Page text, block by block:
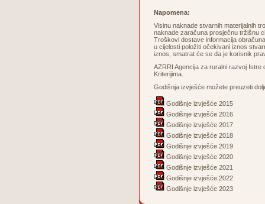
Napomena:
Visinu naknade stvarnih materijalnih
naknade zaračuna prosječnu tržišnu
Troškovi dostave informacija
u cijelosti položiti očekivani iznos
iznos, smatrat će se da je korisnik
AZRRI Agencija za ruralni razvoj Istre
Kriterijima.
Godišnja izvješće možete preuzeti
Godišnje izvješće 2015
Godišnje izvješće 2016
Godišnje izvješće 2017
Godišnje izvješće 2018
Godišnje izvješće 2019
Godišnje izvješće 2020
Godišnje izvješće 2021
Godišnje izvješće 2022
Godišnje izvješće 2023